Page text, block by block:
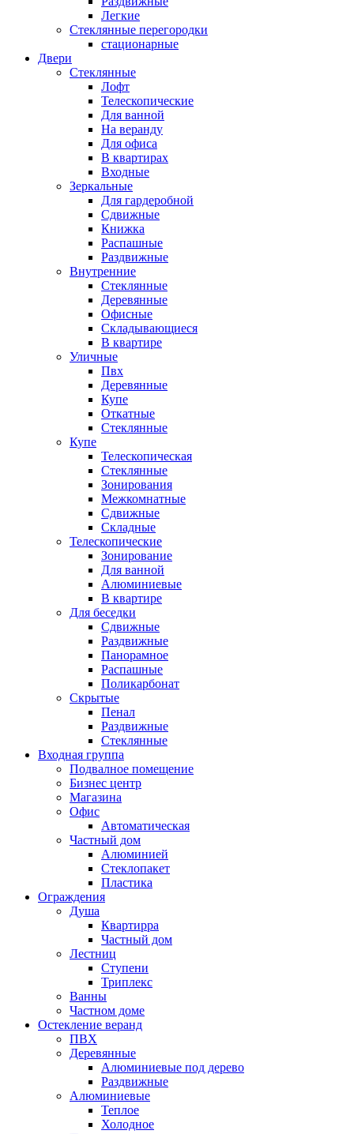
Легкие
Стеклянные перегородки
стационарные
Двери
Стеклянные
Лофт
Телескопические
Для ванной
На веранду
Для офиса
В квартирах
Входные
Зеркальные
Для гардеробной
Сдвижные
Книжка
Распашные
Раздвижные
Внутренние
Стеклянные
Деревянные
Офисные
Складывающиеся
В квартире
Уличные
Пвх
Деревянные
Купе
Откатные
Стеклянные
Купе
Телескопическая
Стеклянные
Зонирования
Межкомнатные
Сдвижные
Складные
Телескопические
Зонирование
Для ванной
Алюминиевые
В квартире
Для беседки
Сдвижные
Раздвижные
Панорамное
Распашные
Поликарбонат
Скрытые
Пенал
Раздвижные
Стеклянные
Входная группа
Подвалное помещение
Бизнес центр
Магазина
Офис
Автоматическая
Частный дом
Алюминией
Стеклопакет
Пластика
Ограждения
Душа
Квартирра
Частный дом
Лестниц
Ступени
Триплекс
Ванны
Частном доме
Остекление веранд
ПВХ
Деревянные
Алюминиевые под дерево
Раздвижные
Алюминиевые
Теплое
Холодное